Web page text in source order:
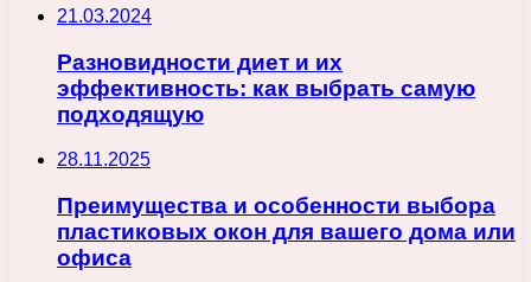
21.03.2024
Разновидности диет и их
эффективность: как выбрать самую
подходящую
28.11.2025
Преимущества и особенности выбора
пластиковых окон для вашего дома или
офиса